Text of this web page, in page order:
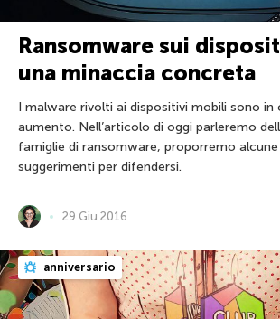
Ransomware sui
una minaccia concreta
I malware rivolti ai dispositivi mobili sono in
aumento. Nell’articolo di oggi parleremo
famiglie di ransomware, proporremo
suggerimenti per difendersi.
29 Giu 2016
anniversario